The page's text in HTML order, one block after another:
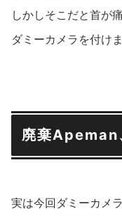
しかしそこだと首が
ダミーカメラを付けま
廃棄Apeman
実は今回ダミーカメ